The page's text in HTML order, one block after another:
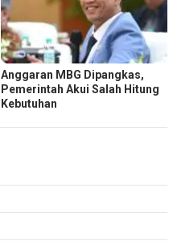
Anggaran MBG Dipangkas,
Pemerintah Akui Salah Hitung
Kebutuhan